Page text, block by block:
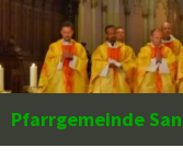
Inhalt
springen
Pfarrgemeinde